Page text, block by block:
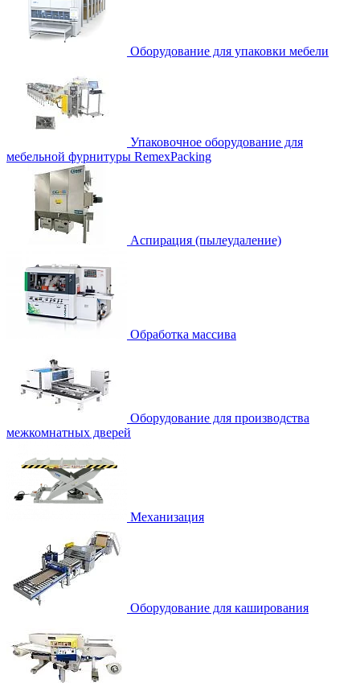
Оборудование для упаковки мебели
Упаковочное оборудование для
мебельной фурнитуры RemexPacking
Аспирация (пылеудаление)
Обработка массива
Оборудование для производства
межкомнатных дверей
Механизация
Оборудование для каширования